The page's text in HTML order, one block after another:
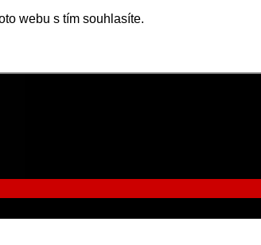
webu s tím souhlasíte.